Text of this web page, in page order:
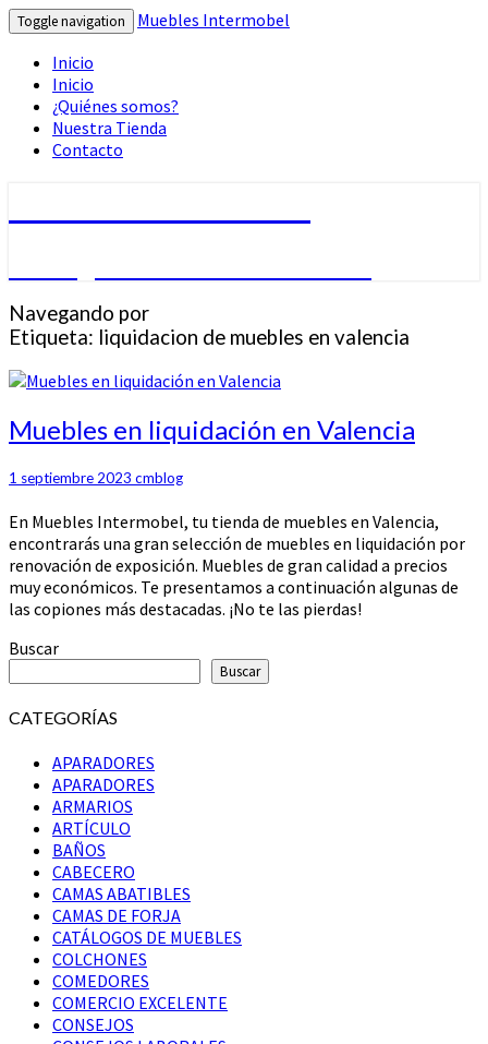
Toggle navigation
Muebles Intermobel
Inicio
Inicio
¿Quiénes somos?
Nuestra Tienda
Contacto
Navegando por
Etiqueta: liquidacion de muebles en valencia
Muebles
en
en
Muebles en liquidación en Valencia
1 septiembre 2023 cmblog
En Muebles Intermobel, tu tienda de muebles en Valencia,
encontrarás una gran selección de muebles en liquidación por
renovación de exposición. Muebles de gran calidad a precios
muy económicos. Te presentamos a continuación algunas de
las copiones más destacadas. ¡No te las pierdas!
Buscar
Buscar
CATEGORÍAS
APARADORES
APARADORES
ARMARIOS
ARTÍCULO
BAÑOS
CABECERO
CAMAS ABATIBLES
CAMAS DE FORJA
CATÁLOGOS DE MUEBLES
COLCHONES
COMEDORES
COMERCIO EXCELENTE
CONSEJOS